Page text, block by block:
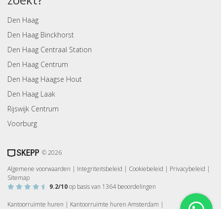
Den Haag
Den Haag Binckhorst
Den Haag Centraal Station
Den Haag Centrum
Den Haag Haagse Hout
Den Haag Laak
Rijswijk Centrum
Voorburg
© 2026
Algemene voorwaarden | Integriteitsbeleid | Cookiebeleid | Privacybeleid |
Sitemap
9.2/10op basis van 1364beoordelingen
Kantoorruimte huren | Kantoorruimte huren Amsterdam |